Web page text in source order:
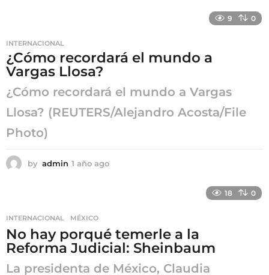
g
9 0
INTERNACIONAL
¿Cómo recordará el mundo a
Vargas Llosa?
¿Cómo recordará el mundo a Vargas
Llosa? (REUTERS/Alejandro Acosta/File
Photo)
by admin 1 año ago
o
18 0
INTERNACIONAL ,MÉXICO
No hay porqué temerle a la
Reforma Judicial: Sheinbaum
La presidenta de México, Claudia